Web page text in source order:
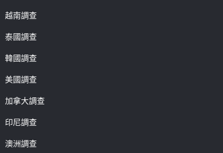
越南調查
泰國調查
韓國調查
美國調查
加拿大調查
印尼調查
澳洲調查